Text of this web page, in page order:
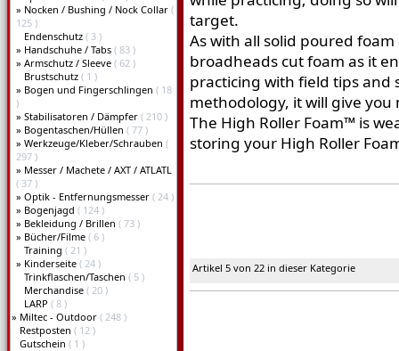
» Nocken / Bushing / Nock Collar (
125 )
Endenschutz ( 3 )
» Handschuhe / Tabs ( 83 )
» Armschutz / Sleeve ( 62 )
Brustschutz ( 1 )
» Bogen und Fingerschlingen ( 18
)
» Stabilisatoren / Dämpfer ( 210 )
» Bogentaschen/Hüllen ( 77 )
» Werkzeuge/Kleber/Schrauben (
297 )
» Messer / Machete / AXT / ATLATL
( 37 )
» Optik - Entfernungsmesser ( 24 )
» Bogenjagd ( 124 )
» Bekleidung / Brillen ( 73 )
» Bücher/Filme ( 6 )
Training ( 21 )
» Kinderseite ( 24 )
Trinkflaschen/Taschen ( 5 )
Merchandise ( 20 )
LARP ( 8 )
» Miltec - Outdoor ( 248 )
Restposten ( 12 )
Gutschein ( 1 )
target.
As with all solid poured
broadheads cut foam as it
practicing with field tips and
methodology, it will give
The High Roller Foam™ is
storing your High Roller
Artikel 5 von 22 in dieser Kategorie